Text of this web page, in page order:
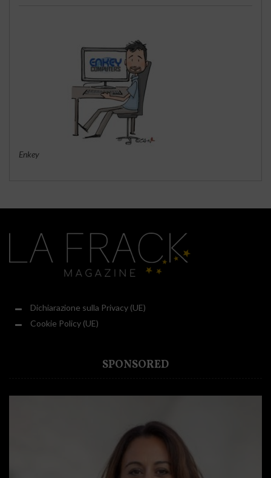
Enkey
Dichiarazione sulla Privacy (UE)
Cookie Policy (UE)
SPONSORED